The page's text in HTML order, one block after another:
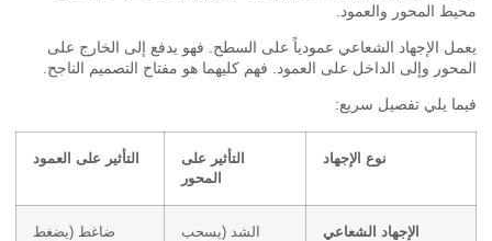
المحور والعمود.
الإجهاد الشعاعي عمودياً على السطح. فهو يدفع إلى الخارج على
وإلى الداخل على العمود. فهم كليهما هو مفتاح التصميم الناجح.
يلي تفصيل سريع:
نوع الإجهاد
التأثير على
المحور
التأثير على العمود
الإجهاد الشعاعي
الشد (يسحب
ضاغط (يضغط